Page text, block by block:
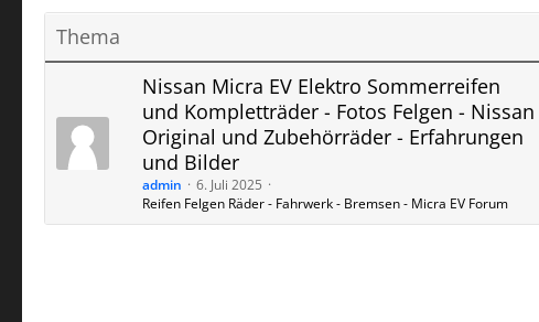
Thema
Nissan Micra EV Elektro Sommerreifen
und Kompletträder - Fotos Felgen - Nissan
Original und Zubehörräder - Erfahrungen
und Bilder
admin
6. Juli 2025
Reifen Felgen Räder - Fahrwerk - Bremsen - Micra EV Forum